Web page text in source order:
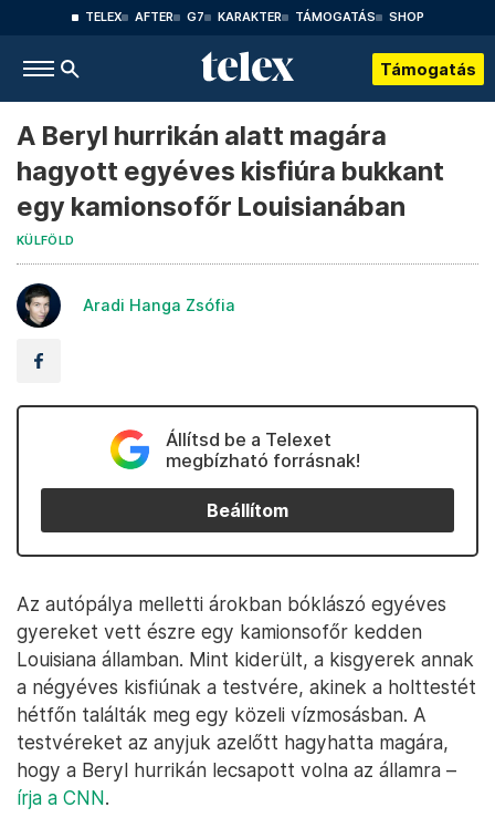
TELEX AFTER G7 KARAKTER TÁMOGATÁS SHOP
Támogatás
A Beryl hurrikán alatt magára
hagyott egyéves kisfiúra bukkant
egy kamionsofőr Louisianában
KÜLFÖLD
Aradi Hanga Zsófia
Állítsd be a Telexet
megbízható forrásnak!
Beállítom
Az autópálya melletti árokban bóklászó egyéves
gyereket vett észre egy kamionsofőr kedden
Louisiana államban. Mint kiderült, a kisgyerek annak
a négyéves kisfiúnak a testvére, akinek a holttestét
hétfőn találták meg egy közeli vízmosásban. A
testvéreket az anyjuk azelőtt hagyhatta magára,
hogy a Beryl hurrikán lecsapott volna az államra –
írja a CNN.